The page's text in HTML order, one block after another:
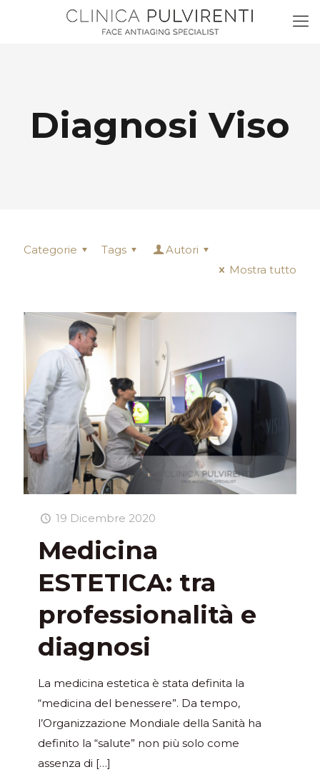
Diagnosi Viso
Categorie Tags
Autori
Mostra tutto
19 Dicembre 2020
Medicina
ESTETICA: tra
professionalità e
diagnosi
La medicina estetica è stata definita la
“medicina del benessere”. Da tempo,
l’Organizzazione Mondiale della Sanità ha
definito la “salute” non più solo come
assenza di […]